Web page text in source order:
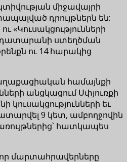
միջավայրի
դրույթներն են:
«Կուսակցությունների
դատարանի ստեղծման
ու 14 հարակից
համայնքի
անցկացում Սփյուռքի
եւ
9 կետ, ամբողջովին
հատկապես
մարտահրավերները